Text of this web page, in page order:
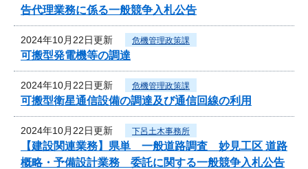
告代理業務に係る一般競争入札公告
2024年10月22日更新 危機管理政策課
可搬型発電機等の調達
2024年10月22日更新 危機管理政策課
可搬型衛星通信設備の調達及び通信回線の利用
2024年10月22日更新 下呂土木事務所
【建設関連業務】県単 一般道路調査 妙見工区 道路
概略・予備設計業務 委託に関する一般競争入札公告